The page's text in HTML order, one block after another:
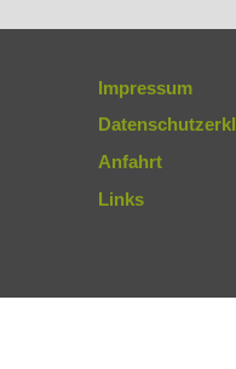
Impressum
Anfahrt
Links